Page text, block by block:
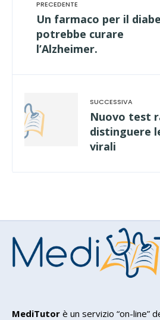
Un farmaco per il
potrebbe curare
l’Alzheimer.
Nuovo test
distinguere
virali
MediTutor è un servizio “on-line”